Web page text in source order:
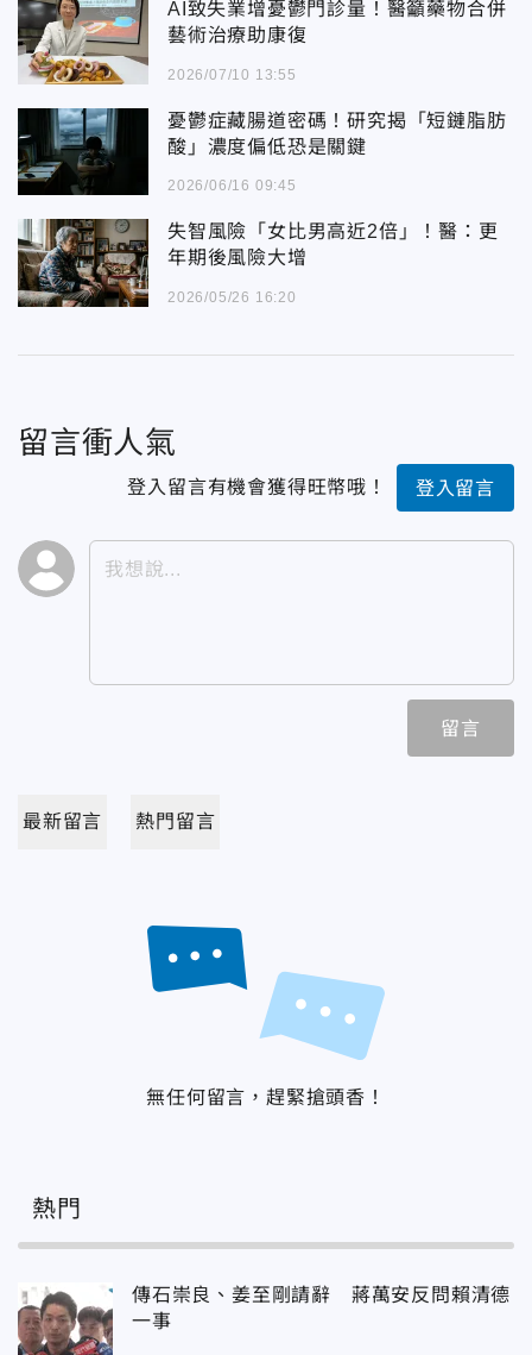
AI致失業增憂鬱門診量！醫籲藥物合併
藝術治療助康復
2026/07/10 13:55
憂鬱症藏腸道密碼！研究揭「短鏈脂肪
酸」濃度偏低恐是關鍵
2026/06/16 09:45
失智風險「女比男高近2倍」！醫：更
年期後風險大增
2026/05/26 16:20
留言衝人氣
登入留言有機會獲得旺幣哦！ 登入留言
留言
最新留言 熱門留言
無任何留言，趕緊搶頭香！
熱門
傳石崇良、姜至剛請辭 蔣萬安反問賴清德
一事